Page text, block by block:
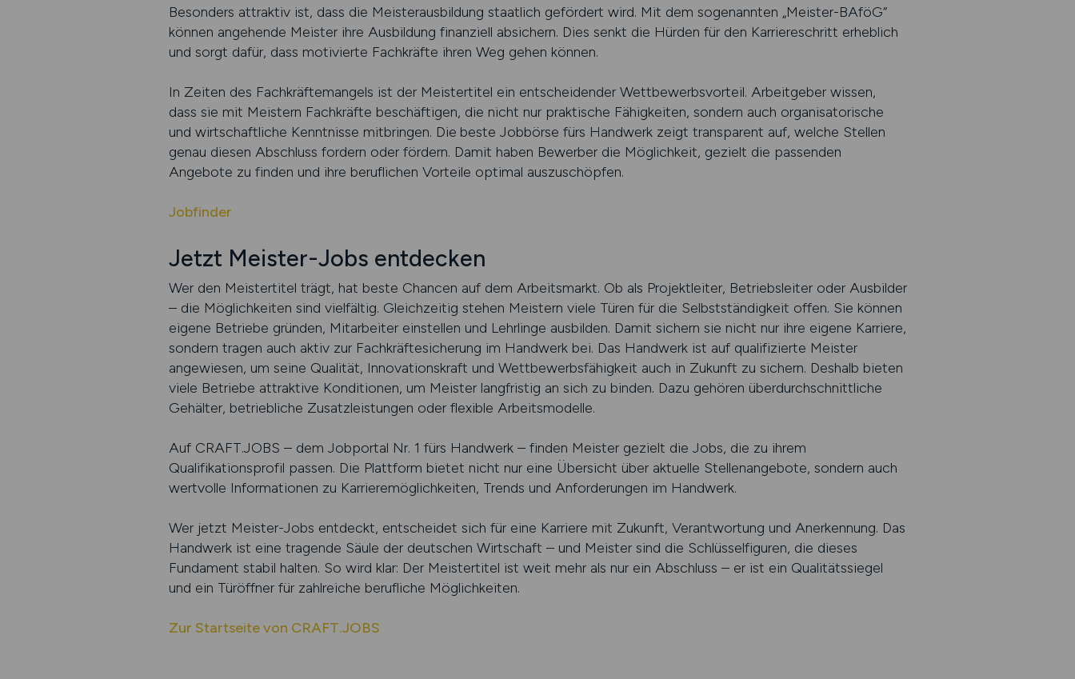
Besonders attraktiv ist, dass die Meisterausbildung staatlich gefördert wird. Mit dem sogenannten „Meister-BAföG“
können angehende Meister ihre Ausbildung finanziell absichern. Dies senkt die Hürden für den Karriereschritt erheblich
und sorgt dafür, dass motivierte Fachkräfte ihren Weg gehen können.
In Zeiten des Fachkräftemangels ist der Meistertitel ein entscheidender Wettbewerbsvorteil. Arbeitgeber wissen,
dass sie mit Meistern Fachkräfte beschäftigen, die nicht nur praktische Fähigkeiten, sondern auch organisatorische
und wirtschaftliche Kenntnisse mitbringen. Die beste Jobbörse fürs Handwerk zeigt transparent auf, welche Stellen
genau diesen Abschluss fordern oder fördern. Damit haben Bewerber die Möglichkeit, gezielt die passenden
Angebote zu finden und ihre beruflichen Vorteile optimal auszuschöpfen.
Jobfinder
Jetzt Meister-Jobs entdecken
Wer den Meistertitel trägt, hat beste Chancen auf dem Arbeitsmarkt. Ob als Projektleiter, Betriebsleiter oder Ausbilder
– die Möglichkeiten sind vielfältig. Gleichzeitig stehen Meistern viele Türen für die Selbstständigkeit offen. Sie können
eigene Betriebe gründen, Mitarbeiter einstellen und Lehrlinge ausbilden. Damit sichern sie nicht nur ihre eigene Karriere,
sondern tragen auch aktiv zur Fachkräftesicherung im Handwerk bei. Das Handwerk ist auf qualifizierte Meister
angewiesen, um seine Qualität, Innovationskraft und Wettbewerbsfähigkeit auch in Zukunft zu sichern. Deshalb bieten
viele Betriebe attraktive Konditionen, um Meister langfristig an sich zu binden. Dazu gehören überdurchschnittliche
Gehälter, betriebliche Zusatzleistungen oder flexible Arbeitsmodelle.
Auf CRAFT.JOBS – dem Jobportal Nr. 1 fürs Handwerk – finden Meister gezielt die Jobs, die zu ihrem
Qualifikationsprofil passen. Die Plattform bietet nicht nur eine Übersicht über aktuelle Stellenangebote, sondern auch
wertvolle Informationen zu Karrieremöglichkeiten, Trends und Anforderungen im Handwerk.
Wer jetzt Meister-Jobs entdeckt, entscheidet sich für eine Karriere mit Zukunft, Verantwortung und Anerkennung. Das
Handwerk ist eine tragende Säule der deutschen Wirtschaft – und Meister sind die Schlüsselfiguren, die dieses
Fundament stabil halten. So wird klar: Der Meistertitel ist weit mehr als nur ein Abschluss – er ist ein Qualitätssiegel
und ein Türöffner für zahlreiche berufliche Möglichkeiten.
Zur Startseite von CRAFT.JOBS